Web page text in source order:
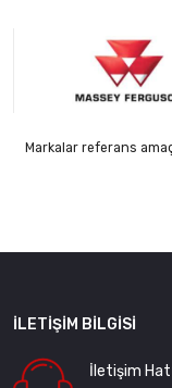
Markalar referans
İLETIŞIM BILGISI
İletişim